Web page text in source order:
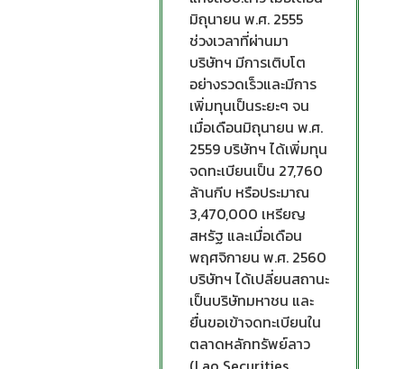
มิถุนายน พ.ศ. 2555
ช่วงเวลาที่ผ่านมา
บริษัทฯ มีการเติบโต
อย่างรวดเร็วและมีการ
เพิ่มทุนเป็นระยะๆ จน
เมื่อเดือนมิถุนายน พ.ศ.
2559 บริษัทฯ ได้เพิ่มทุน
จดทะเบียนเป็น 27,760
ล้านกีบ หรือประมาณ
3,470,000 เหรียญ
สหรัฐ และเมื่อเดือน
พฤศจิกายน พ.ศ. 2560
บริษัทฯ ได้เปลี่ยนสถานะ
เป็นบริษัทมหาชน และ
ยื่นขอเข้าจดทะเบียนใน
ตลาดหลักทรัพย์ลาว